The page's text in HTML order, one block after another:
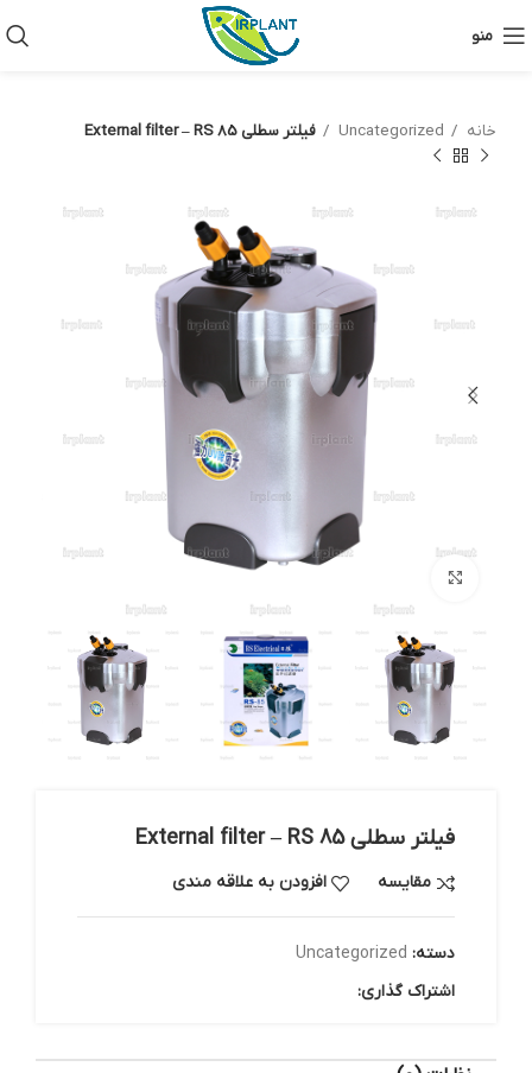
منو
خانه Uncategorized فیلتر سطلی External filter – RS 85
فیلتر سطلی External filter – RS 85
مقایسه افزودن به علاقه مندی
دسته: Uncategorized
اشتراک گذاری: